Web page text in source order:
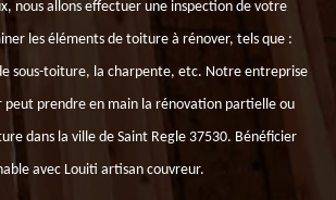
nous allons effectuer une inspection de votre
les éléments de toiture à rénover, tels que :
sous-toiture, la charpente, etc. Notre entreprise
peut prendre en main la rénovation partielle ou
dans la ville de Saint Regle 37530. Bénéficier
avec Louiti artisan couvreur.